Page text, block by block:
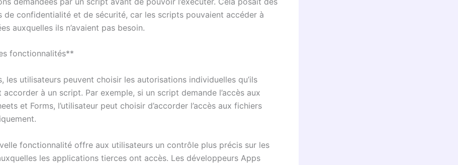
de confidentialité et de sécurité, car les scripts pouvaient accéder à
auxquelles ils n’avaient pas besoin.
fonctionnalités**
les utilisateurs peuvent choisir les autorisations individuelles qu’ils
accorder à un script. Par exemple, si un script demande l’accès aux
et Forms, l’utilisateur peut choisir d’accorder l’accès aux fichiers
fonctionnalité offre aux utilisateurs un contrôle plus précis sur les
les applications tierces ont accès. Les développeurs Apps